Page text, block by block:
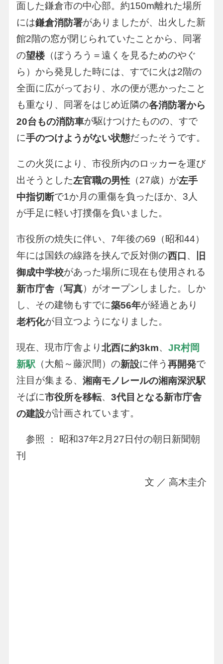
面した鎌倉市の中心部。約150m離れた場所
には鎌倉消防署がありましたが、出火した新
館2階の窓が閉じられていたことから、同署
の望楼（ぼうろう＝遠くを見るためのやぐ
ら）から発見した時には、すでに火は2階の
全面に広がっており、水の便が悪かったこと
も重なり、同署をはじめ近隣の各消防署から
20台もの消防車が駆けつけたものの、すで
に手のつけようがない状態だったそうです。
この火災により、市役所内のロッカーを運び
出そうとした左官職の男性（27歳）が左手
中指切断で1か月の重傷を負ったほか、3人
が手足に軽い打撲傷を負いました。
市役所の焼失に伴い、7年後の69（昭和44）
年には国鉄の線路を挟んで反対側の西口 、
旧
御成中学校があった場所に現在も使用される
新市庁舎（写真）がオープンしました。しか
し、その建物もすでに築56年が経過とあり
老朽化が目立つようになりました。
現在、現市庁舎より北西に約3km、 JR村岡
新駅 （大船～藤沢間）の新設に伴う 再開発で
注目が集まる、 湘南モノレールの湘南深沢駅
そばに市役所を移転、 3代目となる新市庁舎
の建設が計画されています。
参照 ： 昭和37年2月27日付の朝日新聞朝
刊
文 ／ 高木圭介